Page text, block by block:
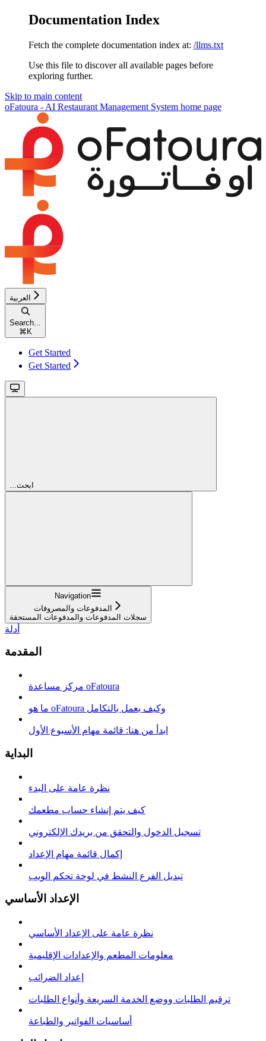
Documentation Index
Fetch the complete documentation index at: /llms.txt
Use this file to discover all available pages before
exploring further.
Skip to main content
oFatoura - AI Restaurant Management System home page
العربية
Search...
⌘K
Get Started
Get Started
...ابحث
Navigation
المدفوعات والمصروفات
سجلات المدفوعات والمدفوعات المستحقة
أدلة
المقدمة
مركز مساعدة oFatoura
ما هو oFatoura وكيف يعمل بالتكامل
ابدأ من هنا: قائمة مهام الأسبوع الأول
البداية
نظرة عامة على البدء
كيف يتم إنشاء حساب مطعمك
تسجيل الدخول والتحقق من بريدك الإلكتروني
إكمال قائمة مهام الإعداد
تبديل الفرع النشط في لوحة تحكم الويب
الإعداد الأساسي
نظرة عامة على الإعداد الأساسي
معلومات المطعم والإعدادات الإقليمية
إعداد الضرائب
ترقيم الطلبات ووضع الخدمة السريعة وأنواع الطلبات
أساسيات الفواتير والطباعة